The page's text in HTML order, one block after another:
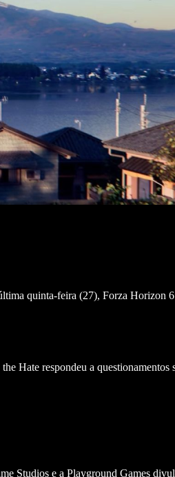
quinta-feira (27), Forza Horizon
respondeu a questionamentos
Studios e a Playground Games